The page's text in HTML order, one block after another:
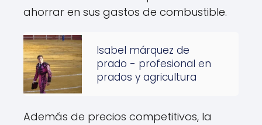
ahorrar en sus gastos de combustible.
Isabel márquez de
prado - profesional en
prados y agricultura
Además de precios competitivos, la